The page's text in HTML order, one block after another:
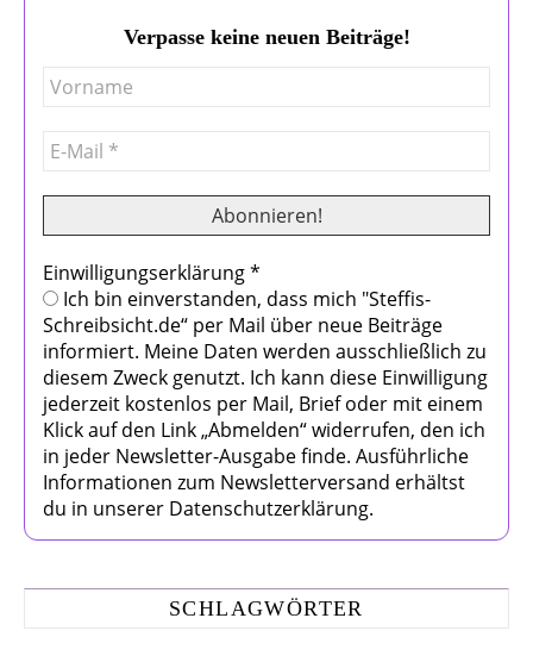
Verpasse keine neuen Beiträge!
Einwilligungserklärung*
Ich bin einverstanden, dass mich "Steffis-
Schreibsicht.de“ per Mail über neue Beiträge
informiert. Meine Daten werden ausschließlich zu
diesem Zweck genutzt. Ich kann diese Einwilligung
jederzeit kostenlos per Mail, Brief oder mit einem
Klick auf den Link „Abmelden“ widerrufen, den ich
in jeder Newsletter-Ausgabe finde. Ausführliche
Informationen zum Newsletterversand erhältst
du in unserer Datenschutzerklärung.
SCHLAGWÖRTER